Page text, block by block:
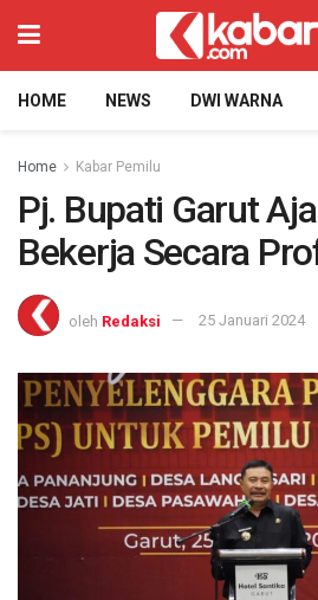
HOME NEWS DWI WARNA
Home Kabar Pemilu
Pj. Bupati Garut
Bekerja Secara
oleh Redaksi 25 Januari 2024